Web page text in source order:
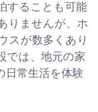
することも可能
りませんが、ホ
スが数多くあり
では、地元の家
日常生活を体験